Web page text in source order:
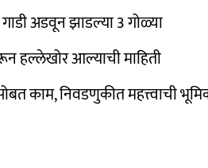
अडवून झाडल्या 3 गोळ्या
हल्लेखोर आल्याची माहिती
काम, निवडणुकीत महत्त्वाची